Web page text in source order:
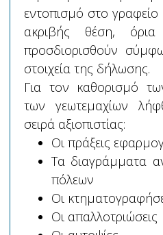
εντοπισμό στο
ακριβής θέση,
προσδιορισθούν
στοιχεία της δήλωσης.
Για τον καθορισμό
των γεωτεμαχίων
σειρά αξιοπιστίας:
Οι πράξεις
Τα διαγράμματα
πόλεων
Οι
Οι απαλλοτριώσεις